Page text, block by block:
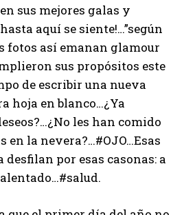
sus mejores galas y
aquí se siente!…”según
fotos así emanan glamour
sus propósitos este
de escribir una nueva
hoja en blanco…¿Ya
les han comido
en la nevera?…#OJO…Esas
desfilan por esas casonas: a